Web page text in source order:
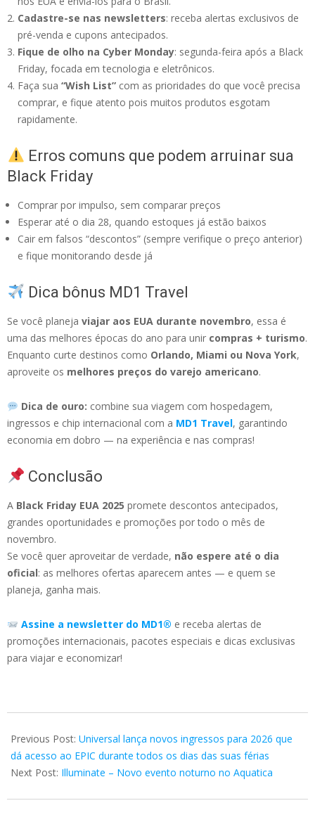
Cadastre-se nas newsletters: receba alertas exclusivos de
pré-venda e cupons antecipados.
Fique de olho na Cyber Monday: segunda-feira após a Black
Friday, focada em tecnologia e eletrônicos.
Faça sua “Wish List” com as prioridades do que você precisa
comprar, e fique atento pois muitos produtos esgotam
rapidamente.
Erros comuns que podem arruinar sua
Black Friday
Comprar por impulso, sem comparar preços
Esperar até o dia 28, quando estoques já estão baixos
Cair em falsos “descontos” (sempre verifique o preço anterior)
e fique monitorando desde já
Dica bônus MD1 Travel
Se você planeja viajar aos EUA durante novembro, essa é
uma das melhores épocas do ano para unir compras + turismo.
Enquanto curte destinos como Orlando, Miami ou Nova York,
aproveite os melhores preços do varejo americano.
Dica de ouro: combine sua viagem com hospedagem,
ingressos e chip internacional com a MD1 Travel, garantindo
economia em dobro — na experiência e nas compras!
Conclusão
A Black Friday EUA 2025 promete descontos antecipados,
grandes oportunidades e promoções por todo o mês de
novembro.
Se você quer aproveitar de verdade, não espere até o dia
oficial: as melhores ofertas aparecem antes — e quem se
planeja, ganha mais.
Assine a newsletter do MD1® e receba alertas de
promoções internacionais, pacotes especiais e dicas exclusivas
para viajar e economizar!
11-
01
Previous Post: Universal lança novos ingressos para 2026 que
dá acesso ao EPIC durante todos os dias das suas férias
Next Post: Illuminate – Novo evento noturno no Aquatica